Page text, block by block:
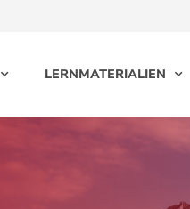
LERNMATERIALIEN